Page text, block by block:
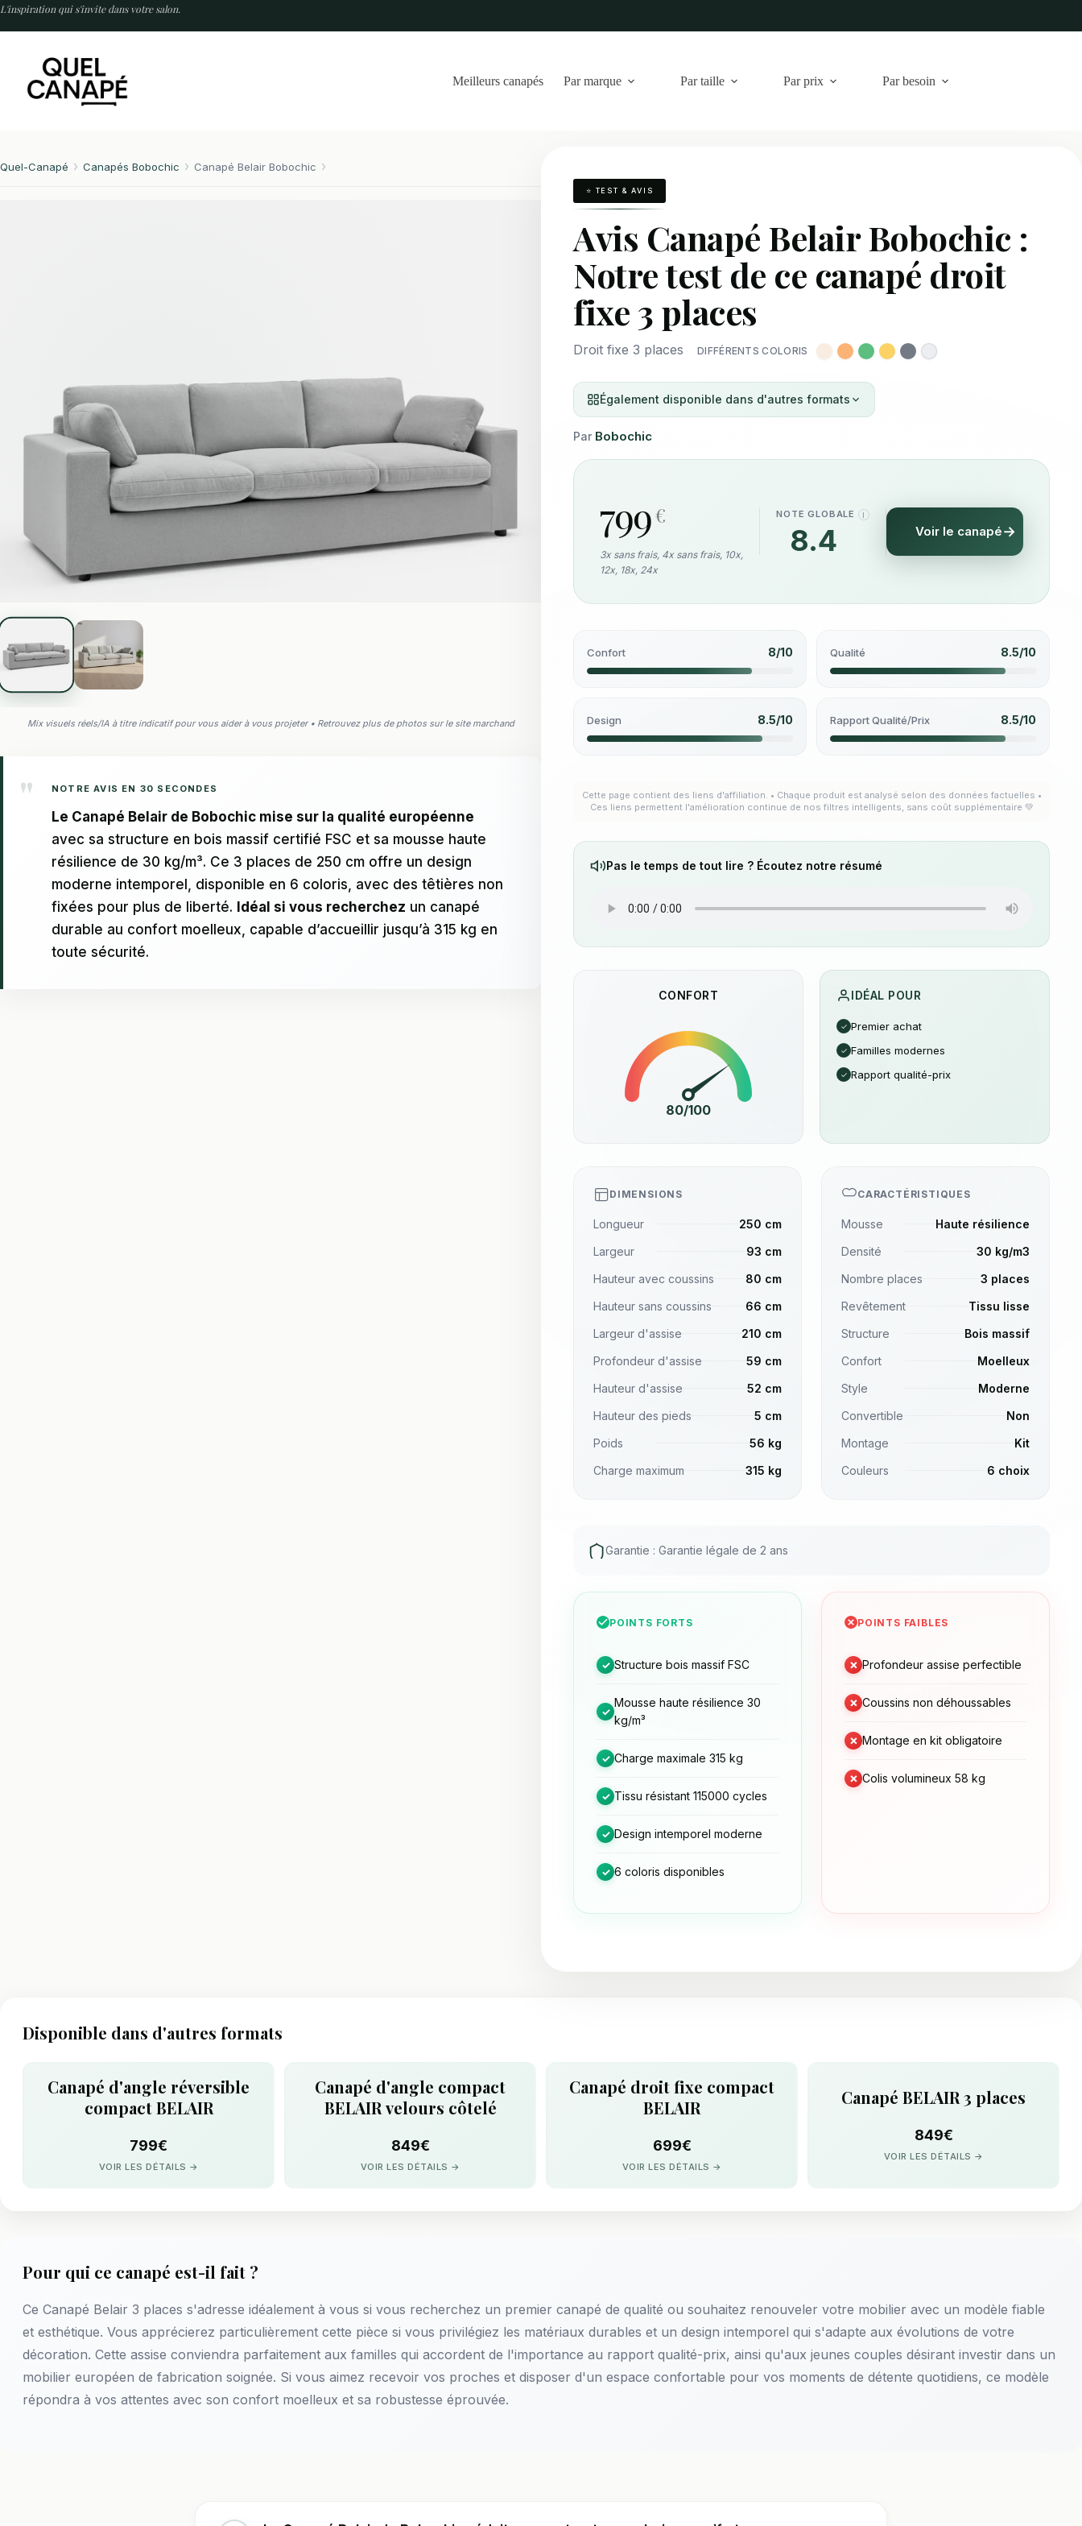
Passer
contenu
L'inspiration qui s'invite dans votre salon.
Meilleurs canapés Par marque Par taille Par prix Par besoin
Quel-Canapé Canapés Bobochic Canapé Belair Bobochic
Mix visuels réels/IA à titre indicatif pour vous aider à vous projeter • Retrouvez plus de photos sur le site marchand
NOTRE AVIS EN 30 SECONDES
Le Canapé Belair de Bobochic mise sur la qualité européenne
avec sa structure en bois massif certifié FSC et sa mousse haute
résilience de 30 kg/m³. Ce 3 places de 250 cm offre un design
moderne intemporel, disponible en 6 coloris, avec des têtières non
fixées pour plus de liberté. Idéal si vous recherchez un canapé
durable au confort moelleux, capable d’accueillir jusqu’à 315 kg en
toute sécurité.
⭐ TEST & AVIS
Avis Canapé Belair Bobochic :
Notre test de ce canapé droit
fixe 3 places
Droit fixe 3 places DIFFÉRENTS COLORIS
Également disponible dans d'autres formats
Par Bobochic
799€
3x sans frais, 4x sans frais, 10x,
12x, 18x, 24x
NOTE GLOBALE I
8.4 Voir le canapé
Confort 8/10 Qualité 8.5/10
Design 8.5/10 Rapport Qualité/Prix 8.5/10
Cette page contient des liens d'affiliation. • Chaque produit est analysé selon des données factuelles •
Ces liens permettent l'amélioration continue de nos filtres intelligents, sans coût supplémentaire 💚
Pas le temps de tout lire ? Écoutez notre résumé
CONFORT
80/100
IDÉAL POUR
✓ Premier achat
✓ Familles modernes
✓ Rapport qualité-prix
DIMENSIONS
Longueur
250 cm
Largeur
93 cm
Hauteur avec coussins
80 cm
Hauteur sans coussins
66 cm
Largeur d'assise
210 cm
Profondeur d'assise
59 cm
Hauteur d'assise
52 cm
Hauteur des pieds
5 cm
Poids
56 kg
Charge maximum
315 kg
CARACTÉRISTIQUES
Mousse
Haute résilience
Densité
30 kg/m3
Nombre places
3 places
Revêtement
Tissu lisse
Structure
Bois massif
Confort
Moelleux
Style
Moderne
Convertible
Non
Montage
Kit
Couleurs
6 choix
Garantie : Garantie légale de 2 ans
POINTS FORTS
✓ Structure bois massif FSC
✓
Mousse haute résilience 30
kg/m³
✓ Charge maximale 315 kg
✓ Tissu résistant 115000 cycles
✓ Design intemporel moderne
✓ 6 coloris disponibles
POINTS FAIBLES
× Profondeur assise perfectible
× Coussins non déhoussables
× Montage en kit obligatoire
× Colis volumineux 58 kg
Disponible dans d'autres formats
Canapé d'angle réversible
compact BELAIR
799€
VOIR LES DÉTAILS →
Canapé d'angle compact
BELAIR velours côtelé
849€
VOIR LES DÉTAILS →
Canapé droit fixe compact
BELAIR
699€
VOIR LES DÉTAILS →
Canapé BELAIR 3 places
849€
VOIR LES DÉTAILS →
Pour qui ce canapé est-il fait ?
Ce Canapé Belair 3 places s'adresse idéalement à vous si vous recherchez un premier canapé de qualité ou souhaitez renouveler votre mobilier avec un modèle fiable
et esthétique. Vous apprécierez particulièrement cette pièce si vous privilégiez les matériaux durables et un design intemporel qui s'adapte aux évolutions de votre
décoration. Cette assise conviendra parfaitement aux familles qui accordent de l'importance au rapport qualité-prix, ainsi qu'aux jeunes couples désirant investir dans un
mobilier européen de fabrication soignée. Si vous aimez recevoir vos proches et disposer d'un espace confortable pour vos moments de détente quotidiens, ce modèle
répondra à vos attentes avec son confort moelleux et sa robustesse éprouvée.